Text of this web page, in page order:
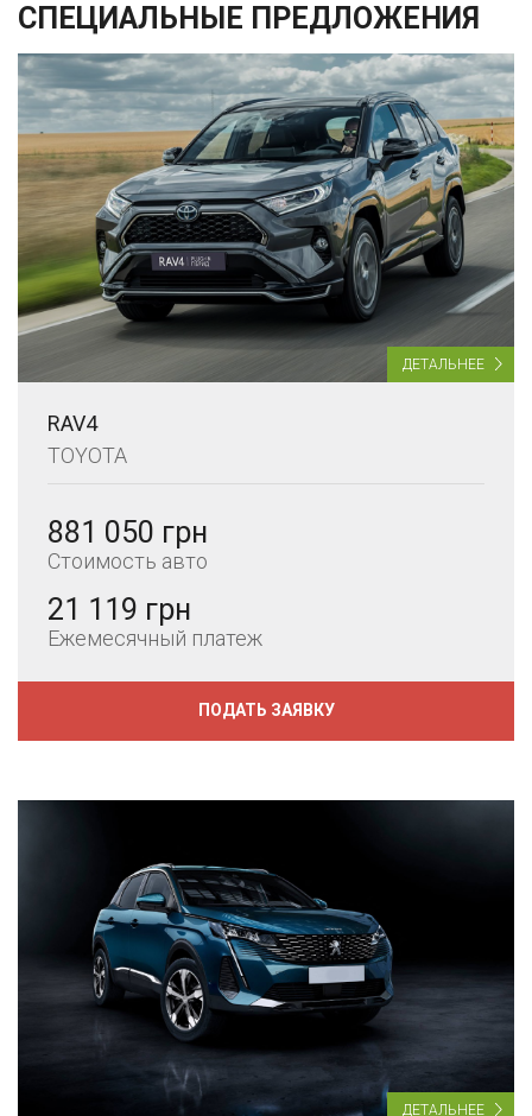
СПЕЦИАЛЬНЫЕ ПРЕДЛОЖЕНИЯ
ДЕТАЛЬНЕЕ
RAV4
TOYOTA
881 050 грн
Стоимость авто
21 119 грн
Ежемесячный платеж
ПОДАТЬ ЗАЯВКУ
ДЕТАЛЬНЕЕ